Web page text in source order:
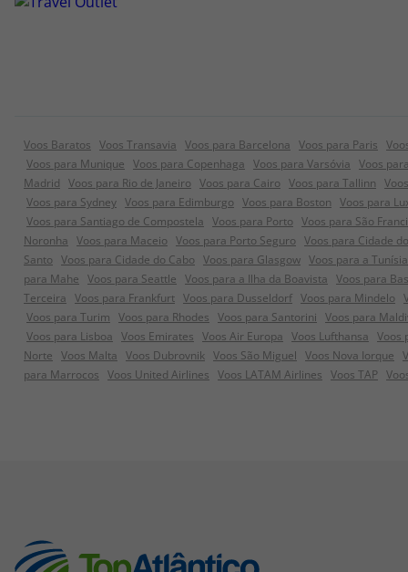
Voos Baratos Voos Transavia Voos para Barcelona Voos para Paris
Voos para Munique Voos para Copenhaga Voos para Varsóvia Voos
Madrid Voos para Rio de Janeiro Voos para Cairo Voos para Tallinn
Voos para Sydney Voos para Edimburgo Voos para Boston Voos para
Voos para Santiago de Compostela Voos para Porto Voos para São
Noronha Voos para Maceio Voos para Porto Seguro Voos para Cidade
Santo Voos para Cidade do Cabo Voos para Glasgow Voos para a Tunísia
para Mahe Voos para Seattle Voos para a Ilha da Boavista Voos para
Terceira Voos para Frankfurt Voos para Dusseldorf Voos para Mindelo
Voos para Turim Voos para Rhodes Voos para Santorini Voos para
Voos para Lisboa Voos Emirates Voos Air Europa Voos Lufthansa Voos
Norte Voos Malta Voos Dubrovnik Voos São Miguel Voos Nova Iorque
para Marrocos Voos United Airlines Voos LATAM Airlines Voos TAP